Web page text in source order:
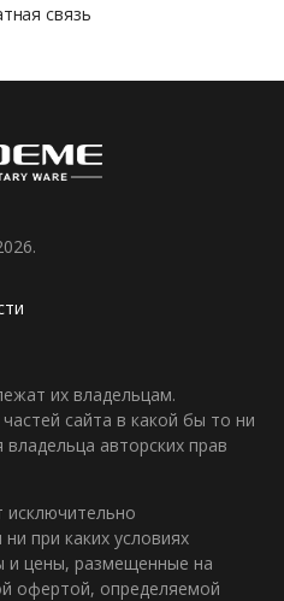
связь
их владельцам.
сайта в какой бы то ни
авторских прав
исключительно
при каких условиях
цены, размещенные на
офертой, определяемой